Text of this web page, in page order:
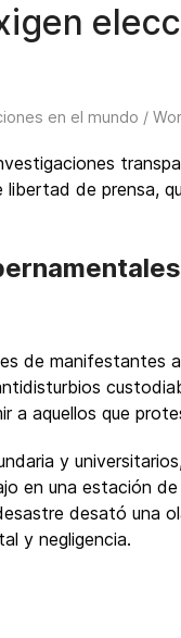
en el mundo /
libertad de prensa,
de manifestantes
a aquellos que
y
en una estación
desató una
y negligencia.